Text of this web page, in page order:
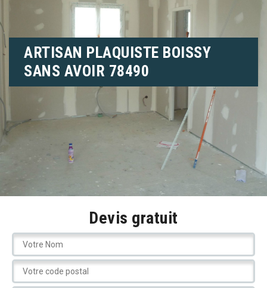
ARTISAN PLAQUISTE BOISSY
SANS AVOIR 78490
Devis gratuit